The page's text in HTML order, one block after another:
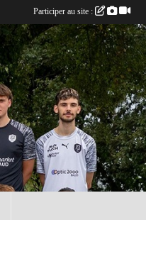
Participer au site :